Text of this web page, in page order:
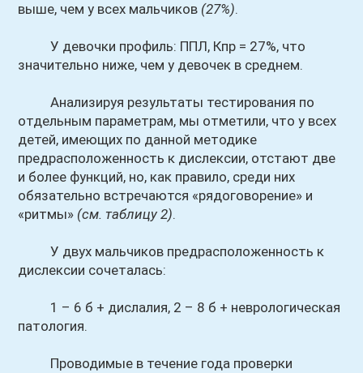
выше, чем у всех мальчиков (27%).
У девочки профиль: ППЛ, Кпр = 27%, что
значительно ниже, чем у девочек в среднем.
Анализируя результаты тестирования по
отдельным параметрам, мы отметили, что у всех
детей, имеющих по данной методике
предрасположенность к дислексии, отстают две
и более функций, но, как правило, среди них
обязательно встречаются «рядоговорение» и
«ритмы» (см. таблицу 2).
У двух мальчиков предрасположенность к
дислексии сочеталась:
1 – 6 б + дислалия, 2 – 8 б + неврологическая
патология.
Проводимые в течение года проверки